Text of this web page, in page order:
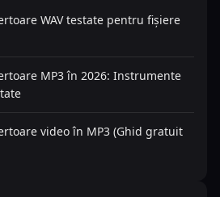
WAV testate pentru fișiere
MP3 în 2026: Instrumente
video în MP3 (Ghid gratuit